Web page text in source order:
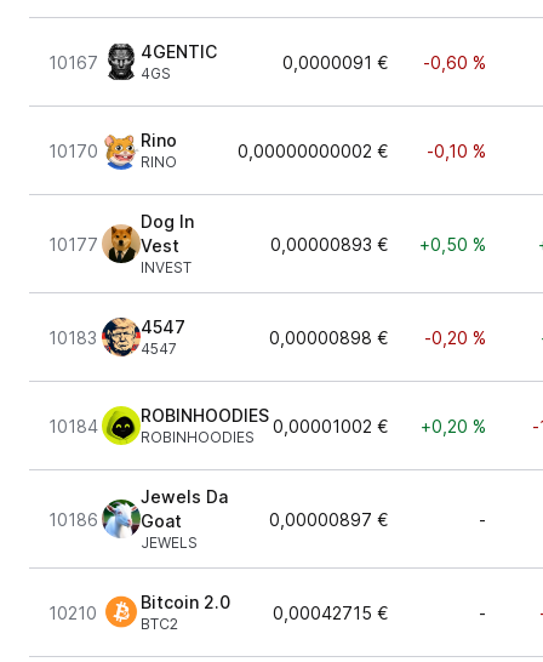
10167
4GENTIC
4GS
0,0000091 € -0,60 %
10170
Rino
RINO
0,00000000002 € -0,10 %
10177
Dog In
Vest
INVEST
0,00000893 € +0,50 %
10183
4547
4547
0,00000898 € -0,20 %
10184
ROBINHOODIES
ROBINHOODIES
0,00001002 € +0,20 % -
10186
Jewels Da
Goat
JEWELS
0,00000897 € -
10210
Bitcoin 2.0
BTC2
0,00042715 € -